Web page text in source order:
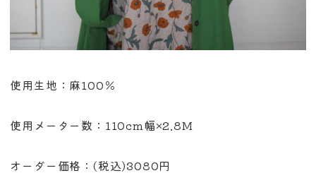
使用生地：麻100％
使用メーター数：110cm幅×2.8M
オーダー価格：(税込)3080円